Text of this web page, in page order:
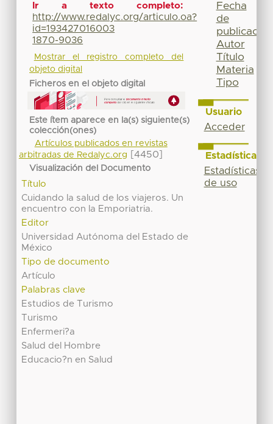
Ir a texto completo:
http://www.redalyc.org/articulo.oa?
id=193427016003
1870-9036
Mostrar el registro completo del
objeto digital
Ficheros en el objeto digital
Este ítem aparece en la(s) siguiente(s)
colección(ones)
Artículos publicados en revistas
arbitradas de Redalyc.org
[4450]
Visualización del Documento
Título
Cuidando la salud de los viajeros. Un
encuentro con la Emporiatria.
Editor
Universidad Autónoma del Estado de
México
Tipo de documento
Artículo
Palabras clave
Estudios de Turismo
Turismo
Enfermeri?a
Salud del Hombre
Educacio?n en Salud
Fecha
de
publicación
Autor
Título
Materia
Tipo
Usuario
Acceder
Estadísticas
Estadísticas
de uso